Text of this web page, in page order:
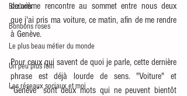
Baz'arts
Bonbons roses
Le plus beau métier du monde
Un peu plus loin
Les réseaux sociaux et moi
deuxième rencontre au sommet entre nous deux
que j'ai pris ma voiture, ce matin, afin de me rendre
à Genève.
Pour ceux qui savent de quoi je parle, cette dernière
phrase est déjà lourde de sens. "Voiture" et
"Genève" sont deux mots qui ne peuvent bientôt